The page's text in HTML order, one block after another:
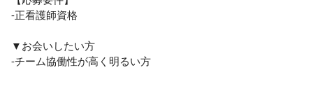
-正看護師資格
▼お会いしたい方
-チーム協働性が高く明るい方